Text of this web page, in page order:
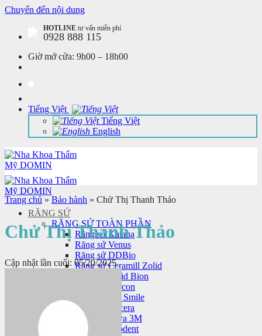
Chuyển đến nội dung
HOTLINE tư vấn miễn phí
0928 888 115
Giờ mở cửa: 9h00 – 18h00
Tiếng Việt
Tiếng Việt
English
RĂNG SỨ
RĂNG SỨ TOÀN PHẦN
Răng sứ Katana
Răng sứ Venus
Răng sứ DDBio
Răng sứ Ceramill Zolid
Răng sứ Zolid Bion
Răng sứ Cercon
Răng sứ HT Smile
Răng sứ Nacera
Răng sứ Lava 3M
Răng sứ Orodent
Trang chủ » Bảo hành » Chử Thị Thanh Thảo
Chử Thị Thanh Thảo
Cập nhật lần cuối: 05/20/2025